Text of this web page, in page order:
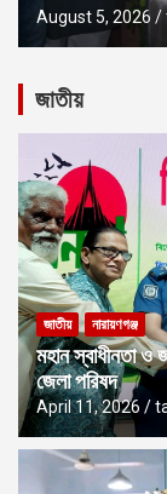
August 5, 2026
জাতীয়
জাতীয় নারায়ণগঞ্জ
মহান স্বাধীনতা ও
জেলা পরিষদ
April 11, 2026